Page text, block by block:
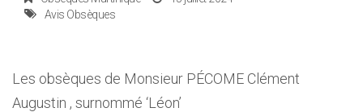
Avis Obsèques
Les obsèques de Monsieur PÉCOME Clément
Augustin , surnommé ‘Léon’